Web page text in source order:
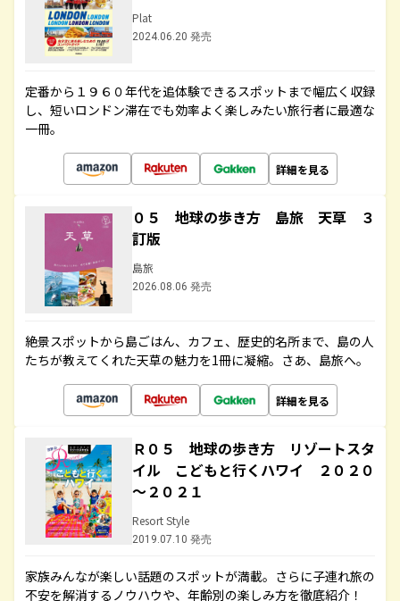
Plat
2024.06.20 発売
定番から１９６０年代を追体験できるスポットまで幅広く収録
し、短いロンドン滞在でも効率よく楽しみたい旅行者に最適な
一冊。
詳細を見る
０５ 地球の歩き方 島旅 天草 ３
訂版
島旅
2026.08.06 発売
絶景スポットから島ごはん、カフェ、歴史的名所まで、島の人
たちが教えてくれた天草の魅力を1冊に凝縮。さあ、島旅へ。
詳細を見る
Ｒ０５ 地球の歩き方 リゾートスタ
イル こどもと行くハワイ ２０２０
～２０２１
Resort Style
2019.07.10 発売
家族みんなが楽しい話題のスポットが満載。さらに子連れ旅の
不安を解消するノウハウや、年齢別の楽しみ方を徹底紹介！